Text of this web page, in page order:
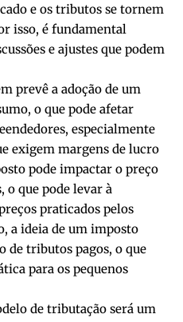
e os tributos se tornem
isso, é fundamental
e ajustes que podem
prevê a adoção de um
o que pode afetar
especialmente
exigem margens de lucro
pode impactar o preço
o que pode levar à
praticados pelos
a ideia de um imposto
de tributos pagos, o que
para os pequenos
de tributação será um